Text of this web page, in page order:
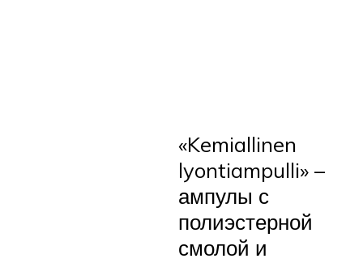
«Kemiallinen
lyontiampulli» –
ампулы с
полиэстерной
смолой и